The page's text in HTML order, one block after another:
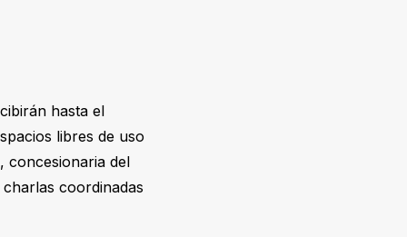
hasta el
libres de uso
concesionaria del
coordinadas